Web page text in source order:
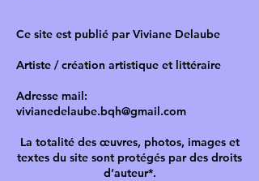
Ce site est publié par Viviane Delaube
Artiste / création artistique et littéraire
Adresse mail:
vivianedelaube.bqh@gmail.com
La totalité des œuvres, photos, images et
textes du site sont protégés par des droits
d’auteur*.